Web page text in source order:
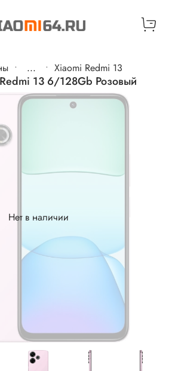
... Xiaomi Redmi 13
13 6/128Gb Розовый
Нет в наличии